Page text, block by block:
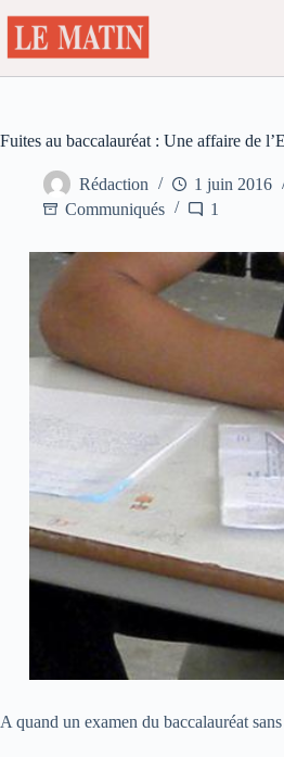
au
contenu
Fuites au baccalauréat : Une affaire de
Rédaction
1 juin 2016
Communiqués
1
A quand un examen du baccalauréat